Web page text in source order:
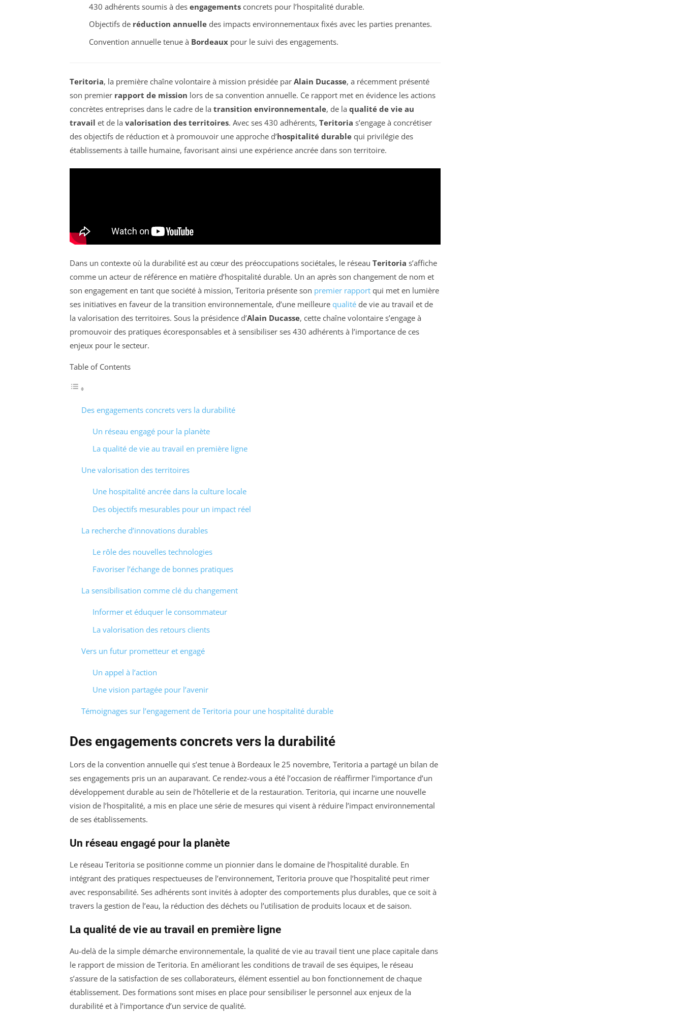
430 adhérents soumis à des engagementsconcrets pour l’hospitalité durable.
Objectifs de réduction annuelledes impacts environnementaux fixés avec les parties prenantes.
Convention annuelle tenue à Bordeauxpour le suivi des engagements.
Teritoria, la première chaîne volontaire à mission présidée par Alain Ducasse, a récemment présenté
son premier rapport de mission lors de sa convention annuelle. Ce rapport met en évidence les actions
concrètes entreprises dans le cadre de la transition environnementale, de la qualité de vie au
travail et de la valorisation des territoires. Avec ses 430 adhérents, Teritoria s’engage à concrétiser
des objectifs de réduction et à promouvoir une approche d’hospitalité durable qui privilégie des
établissements à taille humaine, favorisant ainsi une expérience ancrée dans son territoire.
Dans un contexte où la durabilité est au cœur des préoccupations sociétales, le réseau Teritoria s’affiche
comme un acteur de référence en matière d’hospitalité durable. Un an après son changement de nom et
son engagement en tant que société à mission, Teritoria présente son premier rapport qui met en lumière
ses initiatives en faveur de la transition environnementale, d’une meilleure qualité de vie au travail et de
la valorisation des territoires. Sous la présidence d’Alain Ducasse, cette chaîne volontaire s’engage à
promouvoir des pratiques écoresponsables et à sensibiliser ses 430 adhérents à l’importance de ces
enjeux pour le secteur.
Table of Contents
Des engagements concrets vers la durabilité
Un réseau engagé pour la planète
La qualité de vie au travail en première ligne
Une valorisation des territoires
Une hospitalité ancrée dans la culture locale
Des objectifs mesurables pour un impact réel
La recherche d’innovations durables
Le rôle des nouvelles technologies
Favoriser l’échange de bonnes pratiques
La sensibilisation comme clé du changement
Informer et éduquer le consommateur
La valorisation des retours clients
Vers un futur prometteur et engagé
Un appel à l’action
Une vision partagée pour l’avenir
Témoignages sur l’engagement de Teritoria pour une hospitalité durable
Des engagements concrets vers la durabilité
Lors de la convention annuelle qui s’est tenue à Bordeaux le 25 novembre, Teritoria a partagé un bilan de
ses engagements pris un an auparavant. Ce rendez-vous a été l’occasion de réaffirmer l’importance d’un
développement durable au sein de l’hôtellerie et de la restauration. Teritoria, qui incarne une nouvelle
vision de l’hospitalité, a mis en place une série de mesures qui visent à réduire l’impact environnemental
de ses établissements.
Un réseau engagé pour la planète
Le réseau Teritoria se positionne comme un pionnier dans le domaine de l’hospitalité durable. En
intégrant des pratiques respectueuses de l’environnement, Teritoria prouve que l’hospitalité peut rimer
avec responsabilité. Ses adhérents sont invités à adopter des comportements plus durables, que ce soit à
travers la gestion de l’eau, la réduction des déchets ou l’utilisation de produits locaux et de saison.
La qualité de vie au travail en première ligne
Au-delà de la simple démarche environnementale, la qualité de vie au travail tient une place capitale dans
le rapport de mission de Teritoria. En améliorant les conditions de travail de ses équipes, le réseau
s’assure de la satisfaction de ses collaborateurs, élément essentiel au bon fonctionnement de chaque
établissement. Des formations sont mises en place pour sensibiliser le personnel aux enjeux de la
durabilité et à l’importance d’un service de qualité.